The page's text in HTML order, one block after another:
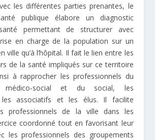
les différentes parties prenantes, le
publique élabore un diagnostic
permettant de structurer avec
en charge de la population sur un
ville qu’à l’hôpital. Il fait le lien entre les
de la santé impliqués sur ce territoire
à rapprocher les professionnels du
médico-social et du social, les
les associatifs et les élus. Il facilite
professionnels de la ville dans les
coordonné tout en favorisant leur
les professionnels des groupements